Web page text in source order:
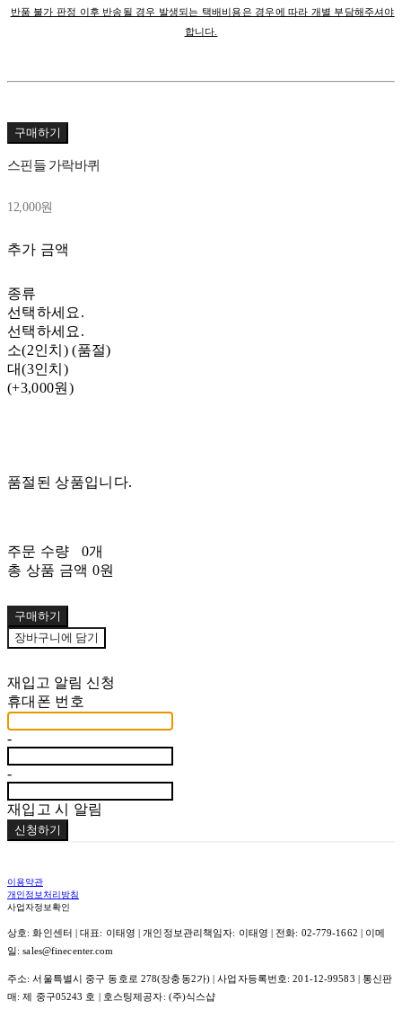
반품 불가 판정 이후 반송될 경우 발생되는 택배비용은 경우에 따라 개별 부담해주셔야
합니다.
구매하기
스핀들 가락바퀴
12,000원
추가 금액
종류
선택하세요.
선택하세요.
소(2인치) (품절)
대(3인치)
(+3,000원)
품절된 상품입니다.
주문 수량
0개
총 상품 금액 0원
구매하기
장바구니에 담기
재입고 알림 신청
휴대폰 번호
-
-
재입고 시 알림
신청하기
이용약관
개인정보처리방침
사업자정보확인
상호: 화인센터 | 대표: 이태영 | 개인정보관리책임자: 이태영 | 전화: 02-779-1662 | 이메
일: sales@finecenter.com
주소: 서울특별시 중구 동호로 278(장충동2가) | 사업자등록번호:201-12-99583 | 통신판
매:제 중구05243 호 | 호스팅제공자: (주)식스샵